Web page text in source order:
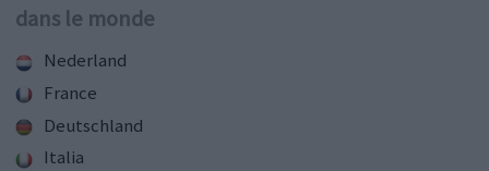
dans le monde
Nederland
France
Deutschland
Italia